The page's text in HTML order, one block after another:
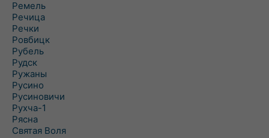
Ремель
Речица
Речки
Ровбицк
Рубель
Рудск
Ружаны
Русино
Русиновичи
Рухча-1
Рясна
Святая Воля